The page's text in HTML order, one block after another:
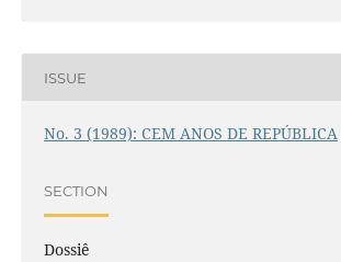
ISSUE
No. 3 (1989): CEM ANOS DE REPÚBLICA
SECTION
Dossiê